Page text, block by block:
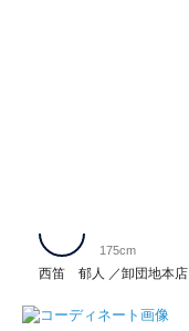
西笛 郁人 卸団地本店
175cm